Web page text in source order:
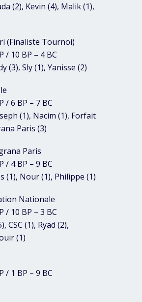
(2), Kevin (4), Malik (1),
(Finaliste Tournoi)
/ 10 BP – 4 BC
(3), Sly (1), Yanisse (2)
/ 6 BP – 7 BC
(1), Nacim (1), Forfait
Paris (3)
Paris
/ 4 BP – 9 BC
(1), Nour (1), Philippe (1)
Nationale
/ 10 BP – 3 BC
CSC (1), Ryad (2),
(1)
/ 1 BP – 9 BC